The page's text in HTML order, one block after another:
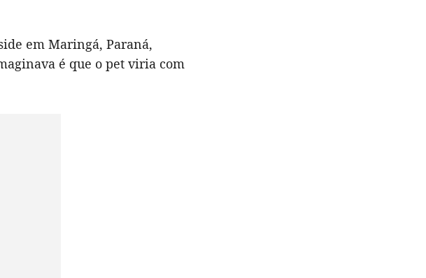
em Maringá, Paraná,
é que o pet viria com